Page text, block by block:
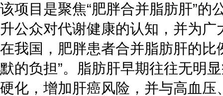
该项目是聚焦“肥胖合并脂肪肝”
升公众对代谢健康的认知，并为
在我国，肥胖患者合并脂肪肝的
默的负担”。脂肪肝早期往往无明
硬化，增加肝癌风险，并与高血